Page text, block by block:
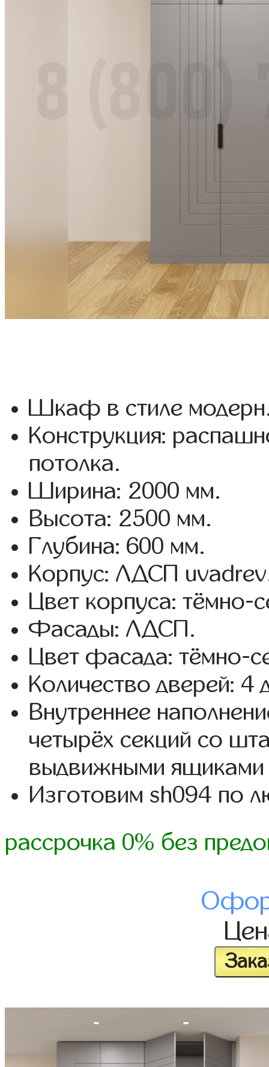
Шкаф в стиле
Конструкция:
потолка.
Ширина: 2000 мм.
Высота: 2500 мм.
Глубина: 600 мм.
Корпус: ЛДСП
Цвет корпуса: тёмно-
Фасады: ЛДСП.
Цвет фасада: тёмно-
Количество дверей: 4
Внутреннее
четырёх секций со
выдвижными ящиками
Изготовим sh094 по
рассрочка 0% без